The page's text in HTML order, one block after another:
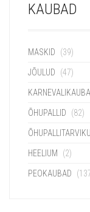
KAUBAD
MASKID (39)
JÕULUD (47)
ÕHUPALLID (82)
HEELIUM (2)
PEOKAUBAD